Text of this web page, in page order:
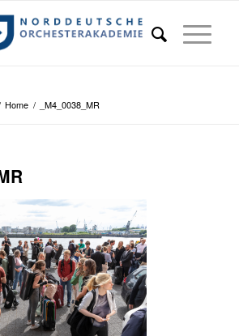
Home / _M4_0038_MR